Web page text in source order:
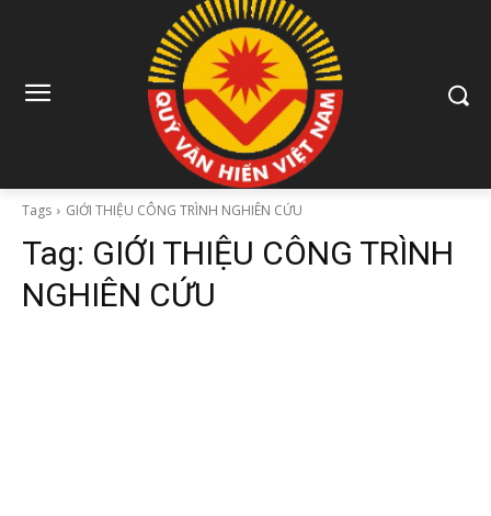
Tags GIỚI THIỆU CÔNG TRÌNH NGHIÊN CỨU
Tag: GIỚI THIỆU CÔNG TRÌNH
NGHIÊN CỨU